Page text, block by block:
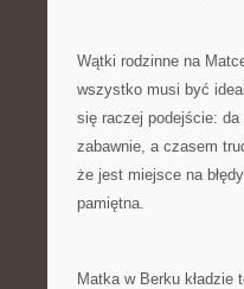
Wątki rodzinne na
wszystko musi być
się raczej podejście:
zabawnie, a czasem
że jest miejsce na
pamiętna.
Matka w Berku